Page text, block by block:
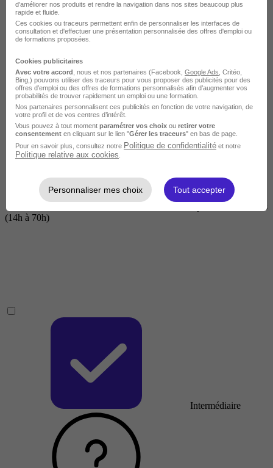
Courte
2 jours à 2 semaines
(14h à 70h)
Intermédiaire
d'améliorer nos produits et rendre la navigation dans nos sites beaucoup plus
rapide et fluide.
Ces cookies ou traceurs permettent enfin de personnaliser les interfaces de
consultation et d'effectuer une présentation personnalisée des offres d'emploi ou
de formations proposées.
Cookies publicitaires
Avec votre accord , nous et nos partenaires (Facebook, Google Ads , Critéo,
Bing,) pouvons utiliser des traceurs pour vous proposer des publicités pour des
offres d’emploi ou des offres de formations personnalisés afin d’augmenter vos
probabilités de trouver rapidement un emploi ou une formation.
Nos partenaires personnalisent ces publicités en fonction de votre navigation, de
votre profil et de vos centres d’intérêt.
Vous pouvez à tout moment paramétrer vos choix ou retirer votre
consentement en cliquant sur le lien "Gérer les traceurs" en bas de page.
Pour en savoir plus, consultez notre Politique de confidentialité et notre
Politique relative aux cookies
Personnaliser mes choix Tout accepter